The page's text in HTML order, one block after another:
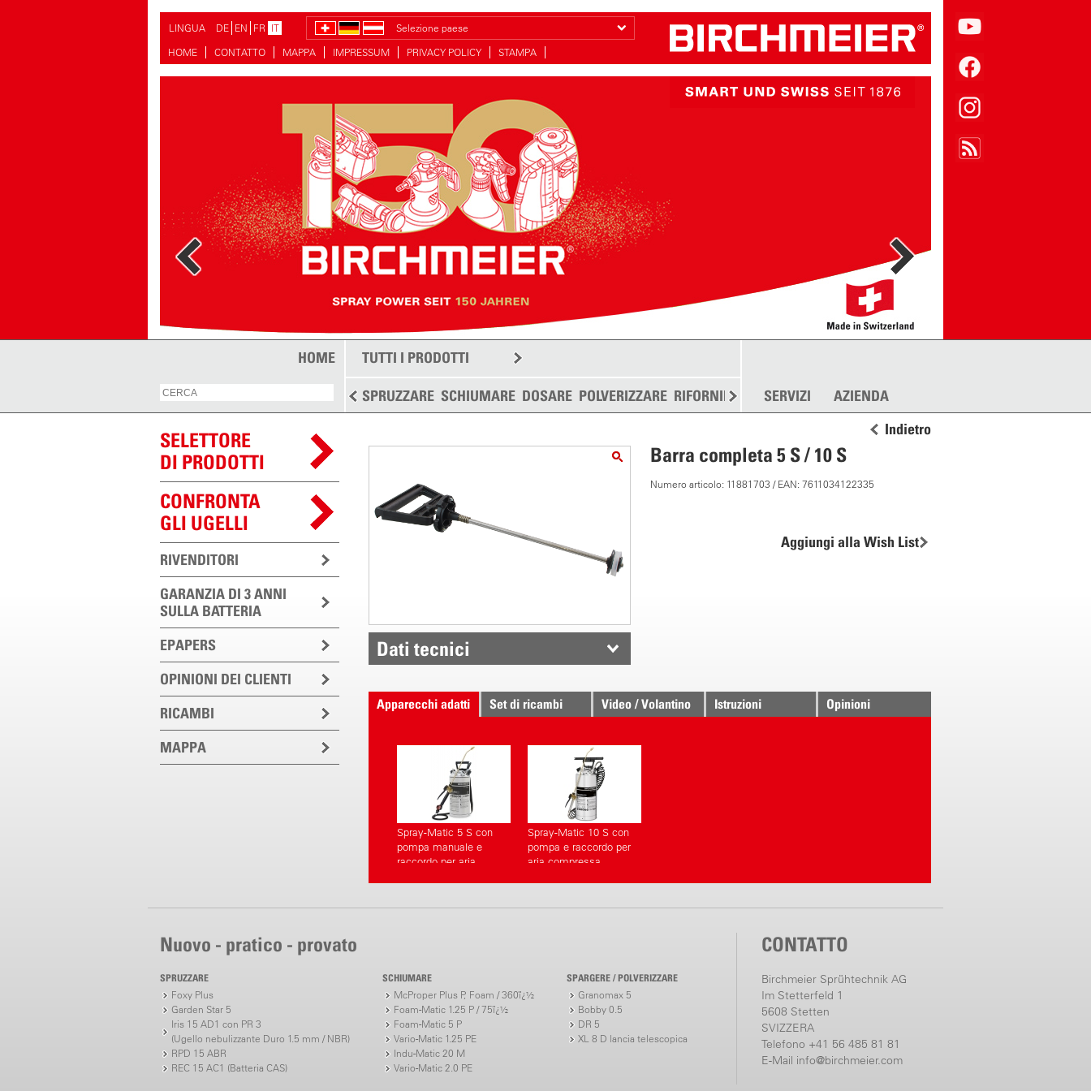
LINGUA DE EN FR IT
Selezione paese
HOME
CONTATTO MAPPA IMPRESSUM PRIVACY POLICY STAMPA
HOME TUTTI I PRODOTTI
SPRUZZARE SCHIUMARE DOSARE POLVERIZZARE RIFORNIRE SPARGERE ALTRO
SERVIZI AZIENDA
SELETTORE
DI PRODOTTI
CONFRONTA
GLI UGELLI
RIVENDITORI
GARANZIA DI 3 ANNI
SULLA BATTERIA
EPAPERS
OPINIONI DEI CLIENTI
RICAMBI
MAPPA
Indietro
Barra completa 5 S / 10 S
Numero articolo: 11881703 / EAN: 7611034122335
Aggiungi alla Wish List
Dati tecnici
Apparecchi adatti Set di ricambi Video / Volantino Istruzioni Opinioni
Spray-Matic 5 S con
pompa manuale e
raccordo per aria
Spray-Matic 10 S con
pompa e raccordo per
aria compressa
Nuovo - pratico - provato
SPRUZZARE
Foxy Plus
Garden Star 5
Iris 15 AD1 con PR 3
(Ugello nebulizzante Duro 1.5 mm / NBR)
RPD 15 ABR
REC 15 AC1 (Batteria CAS)
SCHIUMARE
McProper Plus P, Foam / 360ï¿½
Foam-Matic 1.25 P / 75ï¿½
Foam-Matic 5 P
Vario-Matic 1.25 PE
Indu-Matic 20 M
Vario-Matic 2.0 PE
SPARGERE / POLVERIZZARE
Granomax 5
Bobby 0.5
DR 5
XL 8 D lancia telescopica
CONTATTO
Birchmeier Sprühtechnik AG
Im Stetterfeld 1
5608 Stetten
SVIZZERA
Telefono +41 56 485 81 81
E-Mail info@birchmeier.com